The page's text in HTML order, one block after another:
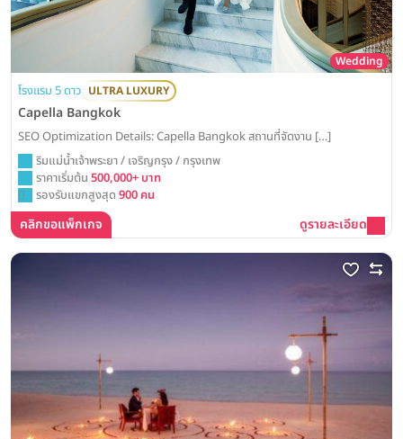
Wedding
โรงแรม 5 ดาว ULTRA LUXURY
Capella Bangkok
SEO Optimization Details: Capella Bangkok สถานที่จัดงาน […]
ริมแม่น้ำเจ้าพระยา / เจริญกรุง / กรุงเทพ
ราคาเริ่มต้น 500,000+ บาท
รองรับแขกสูงสุด 900 คน
คลิกขอแพ็กเกจ ดูรายละเอียด